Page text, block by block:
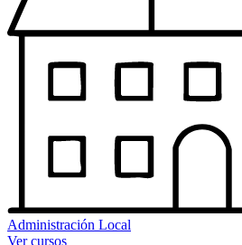
Administración Local
Ver cursos